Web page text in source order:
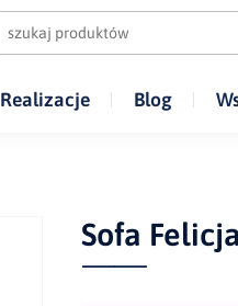
Realizacje Blog
Sofa